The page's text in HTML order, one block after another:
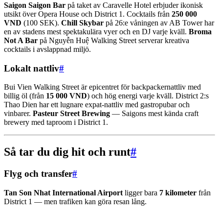
Saigon Saigon Bar på taket av Caravelle Hotel erbjuder ikonisk
utsikt över Opera House och District 1. Cocktails från 250 000
VND (100 SEK). Chill Skybar på 26:e våningen av AB Tower har
en av stadens mest spektakulära vyer och en DJ varje kväll. Broma
Not A Bar på Nguyễn Huệ Walking Street serverar kreativa
cocktails i avslappnad miljö.
Lokalt nattliv#
Bui Vien Walking Street är epicentret för backpackernattliv med
billig öl (från 15 000 VND) och hög energi varje kväll. District 2:s
Thao Dien har ett lugnare expat-nattliv med gastropubar och
vinbarer. Pasteur Street Brewing — Saigons mest kända craft
brewery med taproom i District 1.
Så tar du dig hit och runt#
Flyg och transfer#
Tan Son Nhat International Airport ligger bara 7 kilometer från
District 1 — men trafiken kan göra resan lång.